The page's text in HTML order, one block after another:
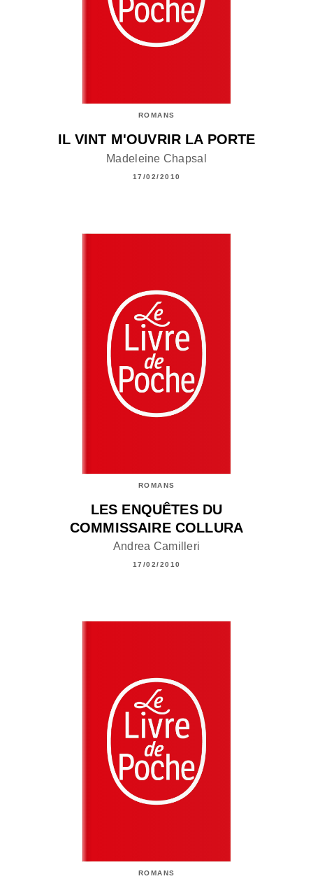
ROMANS
IL VINT M'OUVRIR LA PORTE
Madeleine Chapsal
17/02/2010
ROMANS
LES ENQUÊTES DU
COMMISSAIRE COLLURA
Andrea Camilleri
17/02/2010
ROMANS